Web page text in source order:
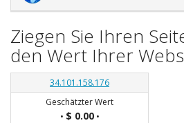
Ziegen Sie Ihren
den Wert Ihrer
34.101.158.176
Geschätzter Wert
• $ 0.00•